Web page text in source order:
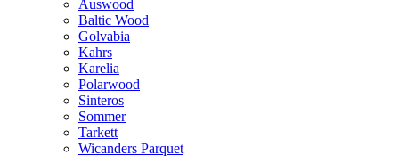
Auswood
Baltic Wood
Golvabia
Kahrs
Karelia
Polarwood
Sinteros
Sommer
Tarkett
Wicanders Parquet